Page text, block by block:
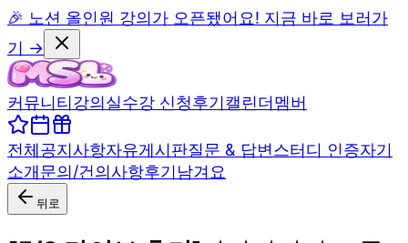
🎉 노션 올인원 강의가 오픈됐어요! 지금 바로 보러가
기 →
커뮤니티강의실수강 신청후기캘린더멤버
전체공지사항자유게시판질문 & 답변스터디 인증자기
소개문의/건의사항후기남겨요
뒤로